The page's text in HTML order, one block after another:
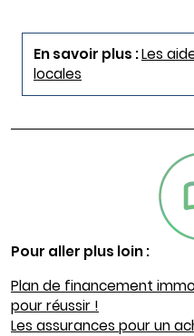
En savoir plus :Les
locales
Pour aller plus loin :
Plan de financement
pour réussir !
Les assurances pour un